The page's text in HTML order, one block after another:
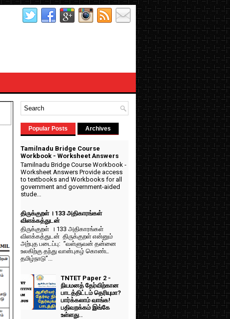
Popular Posts Archives
Tamilnadu Bridge Course
Workbook - Worksheet Answers
Tamilnadu Bridge Course Workbook -
Worksheet Answers Provide access
to textbooks and Workbooks for all
government and government-aided
stude...
திருக்குறள் । 133 அதிகாரங்கள்
விளக்கத்துடன்
திருக்குறள் । 133 அதிகாரங்கள்
விளக்கத்துடன் திருக்குறள் என்னும்
அற்புத படைப்பு: “வள்ளுவன் தன்னை
உலகிற்கு தந்து வான்புகழ் கொண்ட
தமிழ்நாடு”...
TNTET Paper 2 -
நியமனத் தேர்விற்கான
பாடத்திட்டம் தெரியுமா?
பார்க்கலாம் வாங்க!
பதிவறக்கம் இங்கே
உள்ளது..